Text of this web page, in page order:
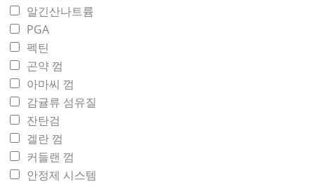
알긴산나트륨
PGA
펙틴
곤약 껌
아마씨 껌
감귤류 섬유질
잔탄검
겔란 껌
커들랜 껌
안정제 시스템